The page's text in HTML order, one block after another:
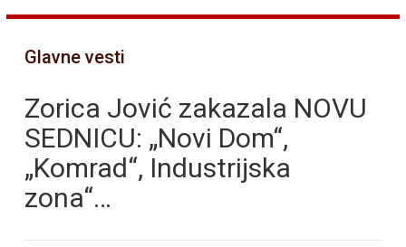
Glavne vesti
Zorica Jović zakazala NOVU
SEDNICU: „Novi Dom“,
„Komrad“, Industrijska
zona“…